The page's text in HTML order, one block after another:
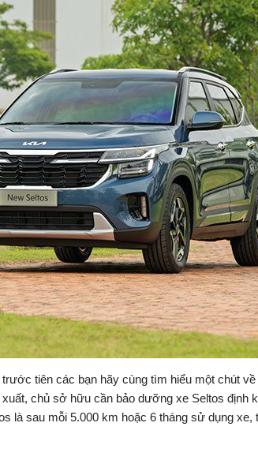
tiên các bạn hãy cùng tìm hiểu một chút về
chủ sở hữu cần bảo dưỡng xe Seltos định
là sau mỗi 5.000 km hoặc 6 tháng sử dụng xe,